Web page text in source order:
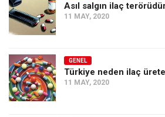
Asıl salgın ilaç
11 MAY, 2020
GENEL
Türkiye neden ilaç
11 MAY, 2020